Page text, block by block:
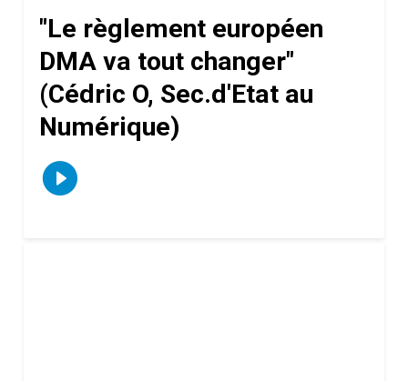
"Le règlement européen
DMA va tout changer"
(Cédric O, Sec.d'Etat au
Numérique)